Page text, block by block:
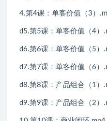
4.第4课：单客价值（3）
d5.第5课：单客价值（4）
d6.第6课：单客价值（5）
d7.第7课：单客价值（6）
d8.第8课：产品组合（1）
d9.第9课：产品组合（2）